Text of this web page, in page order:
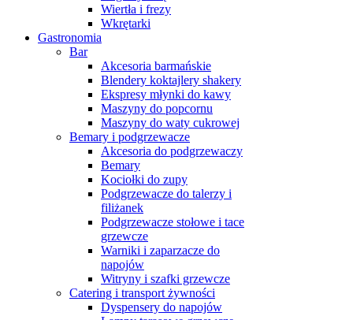
Wiertła i frezy
Wkrętarki
Gastronomia
Bar
Akcesoria barmańskie
Blendery koktajlery shakery
Ekspresy młynki do kawy
Maszyny do popcornu
Maszyny do waty cukrowej
Bemary i podgrzewacze
Akcesoria do podgrzewaczy
Bemary
Kociołki do zupy
Podgrzewacze do talerzy i
filiżanek
Podgrzewacze stołowe i tace
grzewcze
Warniki i zaparzacze do
napojów
Witryny i szafki grzewcze
Catering i transport żywności
Dyspensery do napojów